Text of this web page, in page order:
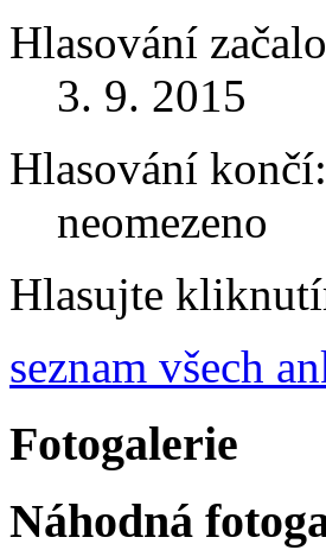
Hlasování
3. 9. 2015
Hlasování končí:
neomezeno
Hlasujte
seznam všech
Fotogalerie
Náhodná